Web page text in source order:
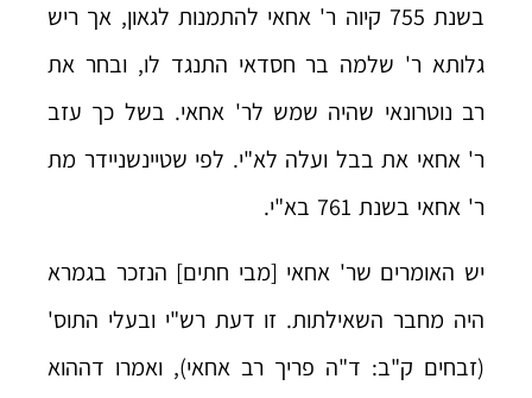
בשנת 755 קיוה ר' אחאי להתמנות לגאון, אך ריש
גלותא ר' שלמה בר חסדאי התנגד לו, ובחר את
רב נוטרונאי שהיה שמש לר' אחאי. בשל כך עזב
ר' אחאי את בבל ועלה לא"י. לפי שטיינשניידר מת
ר' אחאי בשנת 761 בא"י.
יש האומרים שר' אחאי [מבי חתים] הנזכר בגמרא
היה מחבר השאילתות. זו דעת רש"י ובעלי התוס'
(זבחים ק"ב: ד"ה פריך רב אחאי), ואמרו דההוא